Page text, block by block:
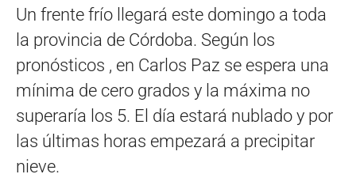
Un frente frío llegará este domingo a toda
la provincia de Córdoba. Según los
pronósticos , en Carlos Paz se espera una
mínima de cero grados y la máxima no
superaría los 5. El día estará nublado y por
las últimas horas empezará a precipitar
nieve.